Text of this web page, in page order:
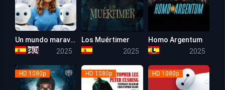
Un mundo maravilloso
2025
Los Muértimer
2025
Homo Argentum
2025
HD 1080p HD 1080p HD 1080p